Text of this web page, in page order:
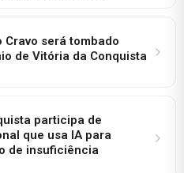
Cravo será tombado
de Vitória da Conquista
participa de
que usa IA para
de insuficiência